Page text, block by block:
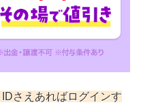
さえあればログインす